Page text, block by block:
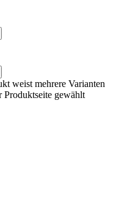
weist mehrere Varianten
gewählt